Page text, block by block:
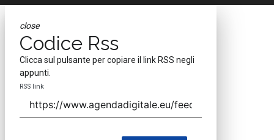
close
Codice Rss
Clicca sul pulsante per copiare il link RSS negli
appunti.
RSS link